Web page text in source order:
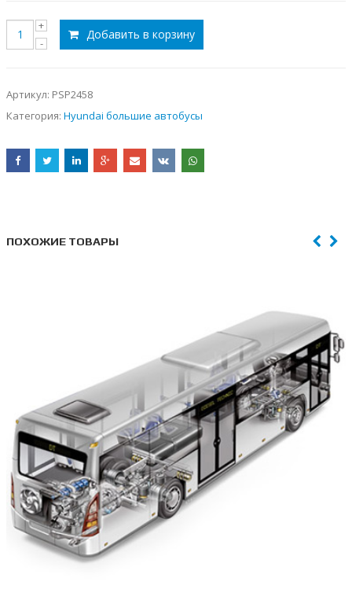
Добавить в корзину
Артикул: PSP2458
Категория: Hyundai большие автобусы
ПОХОЖИЕ ТОВАРЫ